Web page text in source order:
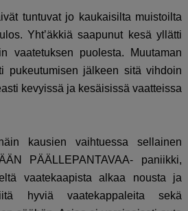
tuntuvat jo kaukaisilta muistoilta
Yht’äkkiä saapunut kesä yllätti
vaatetuksen puolesta. Muutaman
pukeutumisen jälkeen sitä vihdoin
kevyissä ja kesäisissä vaatteissa
kausien vaihtuessa sellainen
PÄÄLLEPANTAVAA- paniikki,
vaatekaapista alkaa nousta ja
hyviä vaatekappaleita sekä